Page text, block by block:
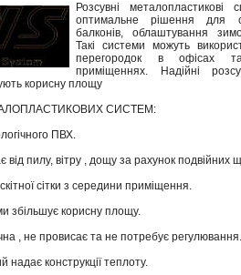
Розсувні
оптимальне рішення для
балконів, облаштування
Такі системи можуть
перегородок в офісах
приміщеннях. Надійні
корисну площу
СИСТЕМ:
ПВХ.
пилу, вітру , дощу за рахунок подвійних
сітки з середини приміщення.
збільшує корисну площу.
, не провисає та не потребує регулювання.
конструкції теплоту.